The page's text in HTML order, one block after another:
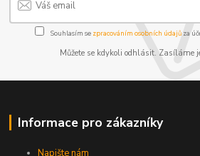
Souhlasím se zpracováním osobních údajůza
Můžete se kdykoli odhlásit. Zasíláme
Informace pro zákazníky
Napište nám